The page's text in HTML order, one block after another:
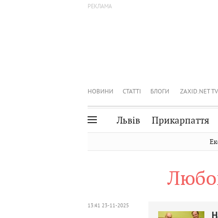
НОВИНИ СТАТТІ БЛОГИ ZAXID.NET TV
Львів Прикарпаття
Чернівці
13:41 23-11-2025